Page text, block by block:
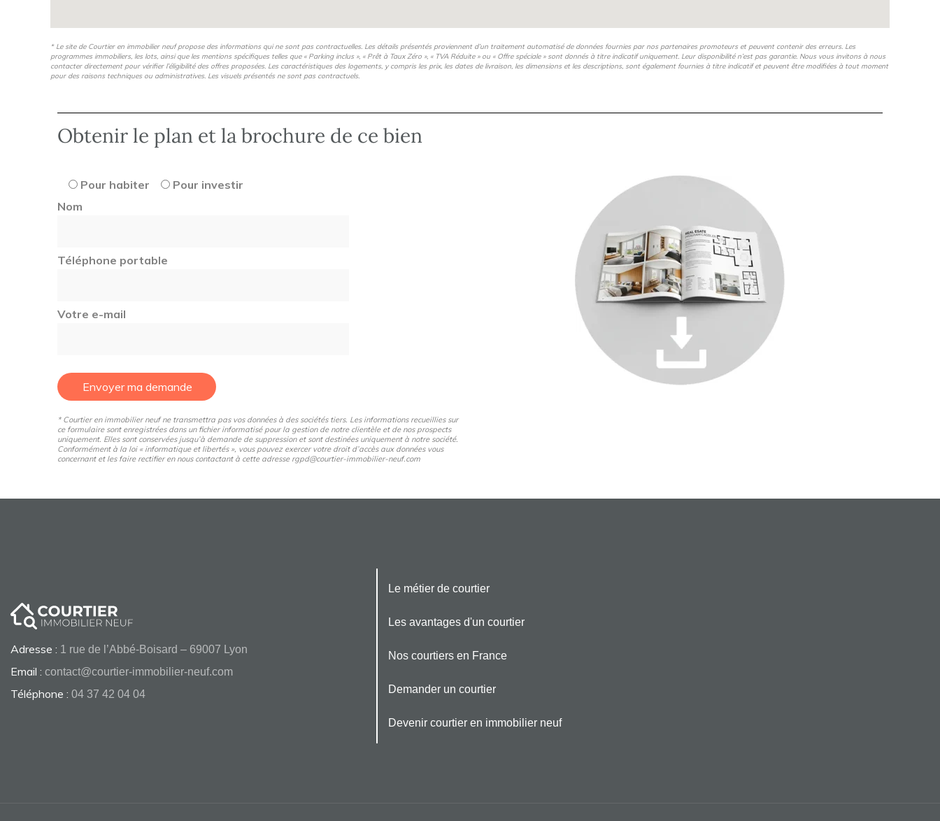
* Le site de Courtier en immobilier neuf propose des informations qui ne sont pas contractuelles. Les détails présentés proviennent d’un traitement automatisé de données fournies par nos partenaires promoteurs et peuvent contenir des erreurs. Les
programmes immobiliers, les lots, ainsi que les mentions spécifiques telles que « Parking inclus », « Prêt à Taux Zéro », « TVA Réduite » ou « Offre spéciale » sont donnés à titre indicatif uniquement. Leur disponibilité n’est pas garantie. Nous vous invitons à nous
contacter directement pour vérifier l’éligibilité des offres proposées. Les caractéristiques des logements, y compris les prix, les dates de livraison, les dimensions et les descriptions, sont également fournies à titre indicatif et peuvent être modifiées à tout moment
pour des raisons techniques ou administratives. Les visuels présentés ne sont pas contractuels.
Obtenir le plan et la brochure de ce bien
Pour habiter
Pour investir
Nom
Téléphone portable
Votre e-mail
Envoyer ma demande
* Courtier en immobilier neuf ne transmettra pas vos données à des sociétés tiers. Les informations recueillies sur
ce formulaire sont enregistrées dans un fichier informatisé pour la gestion de notre clientèle et de nos prospects
uniquement. Elles sont conservées jusqu’à demande de suppression et sont destinées uniquement à notre société.
Conformément à la loi « informatique et libertés », vous pouvez exercer votre droit d’accès aux données vous
concernant et les faire rectifier en nous contactant à cette adresse rgpd@courtier-immobilier-neuf.com
Adresse : 1 rue de l’Abbé-Boisard – 69007 Lyon
Email : contact@courtier-immobilier-neuf.com
Téléphone : 04 37 42 04 04
Le métier de courtier
Les avantages d'un courtier
Nos courtiers en France
Demander un courtier
Devenir courtier en immobilier neuf